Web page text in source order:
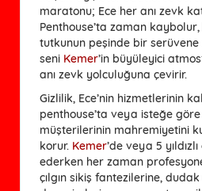
maratonu; Ece her anı zevk
Penthouse’ta zaman
tutkunun peşinde bir serüvene
seni Kemer’in büyüleyici
anı zevk yolculuğuna çevirir.
Gizlilik, Ece’nin hizmetlerinin
penthouse’ta veya isteğe
müşterilerinin mahremiyetini
korur. Kemer’de veya 5
ederken her zaman
çılgın sikiş fantezilerine,